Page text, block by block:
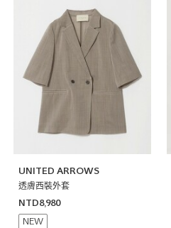
UNITED ARROWS
透膚西裝外套
NTD8,980
NEW